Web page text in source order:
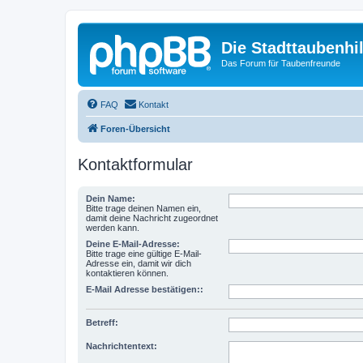
Die
Das Forum für Taubenfreunde
FAQ Kontakt
Foren-Übersicht
Kontaktformular
Dein Name:
Bitte trage deinen Namen ein,
damit deine Nachricht zugeordnet
werden kann.
Deine E-Mail-Adresse:
Bitte trage eine gültige E-Mail-
Adresse ein, damit wir dich
kontaktieren können.
E-Mail Adresse bestätigen::
Betreff:
Nachrichtentext: